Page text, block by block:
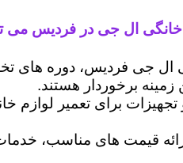
ال جی در فردیس می
جی فردیس، دوره های
زمینه برخوردار هستند.
تجهیزات برای تعمیر
قیمت های مناسب،